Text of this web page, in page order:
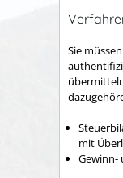
Sie
mit
Gewinn-